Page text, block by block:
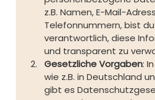
z.B. Namen, E-Mail-
Telefonnummern, bist
verantwortlich, diese
und transparent zu
Gesetzliche Vorgaben:
wie z.B. in Deutschland
gibt es